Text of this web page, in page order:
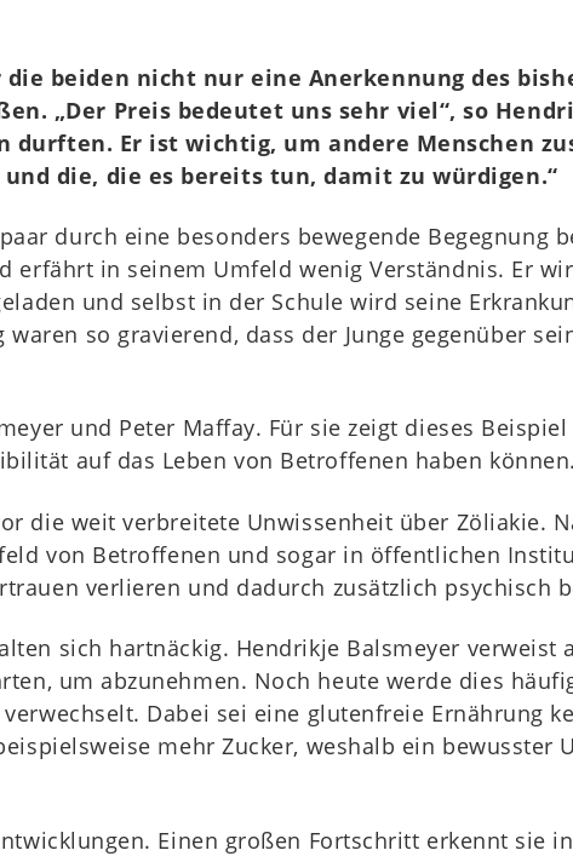
beiden nicht nur eine Anerkennung des
„Der Preis bedeutet uns sehr viel“, so
Er ist wichtig, um andere Menschen
die, die es bereits tun, damit zu würdigen.“
durch eine besonders bewegende Begegnung
erfährt in seinem Umfeld wenig Verständnis. Er
und selbst in der Schule wird seine
so gravierend, dass der Junge gegenüber
und Peter Maffay. Für sie zeigt dieses
auf das Leben von Betroffenen haben
die weit verbreitete Unwissenheit über Zöliakie.
von Betroffenen und sogar in öffentlichen
verlieren und dadurch zusätzlich psychisch
sich hartnäckig. Hendrikje Balsmeyer verweist
um abzunehmen. Noch heute werde dies
Dabei sei eine glutenfreie Ernährung
mehr Zucker, weshalb ein bewusster
Einen großen Fortschritt erkennt sie